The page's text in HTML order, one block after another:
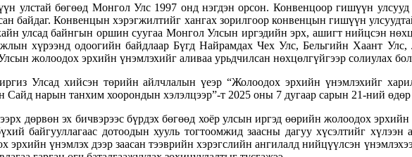
улстай бөгөөд Монгол Улс 1997 онд нэгдэн орсон. Конвенцоор гишүүн
байдаг. Конвенцын хэрэгжилтийг хангах зорилгоор конвенцын гишүүн
улсад байнгын оршин суугаа Монгол Улсын иргэдийн эрх, ашигт нийцсэн
хүрээнд одоогийн байдлаар Бүгд Найрамдах Чех Улс, Бельгийн Хаант
жолоодох эрхийн үнэмлэхийг аливаа урьдчилсан нөхцөлгүйгээр солиулах
Улсад хийсэн төрийн айлчлалын үеэр “Жолоодох эрхийн үнэмлэхийг
нарын танхим хоорондын хэлэлцээр”-т 2025 оны 7 дугаар сарын 21-ний өдөр
дөрвөн эх бичвэрээс бүрдэх бөгөөд хоёр улсын иргэд өөрийн жолоодох
байгууллагаас дотоодын хууль тогтоомжид заасны дагуу хүсэлтийг
эрхийн үнэмлэх дээр заасан тээврийн хэрэгслийн ангилалд нийцүүлсэн